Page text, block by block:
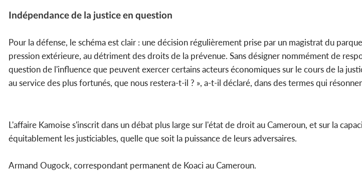
Indépendance de la justice en question
Pour la défense, le schéma est clair : une décision régulièrement prise par un magistrat du
pression extérieure, au détriment des droits de la prévenue. Sans désigner nommément de
question de l'influence que peuvent exercer certains acteurs économiques sur le cours de la
au service des plus fortunés, que nous restera-t-il ? », a-t-il déclaré, dans des termes qui
L'affaire Kamoise s'inscrit dans un débat plus large sur l'état de droit au Cameroun, et sur la
équitablement les justiciables, quelle que soit la puissance de leurs adversaires.
Armand Ougock, correspondant permanent de Koaci au Cameroun.